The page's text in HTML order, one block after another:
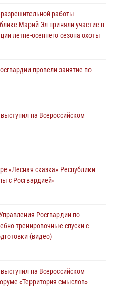
работы
Марий Эл приняли участие в
летне-осеннего сезона охоты
провели занятие по
на Всероссийском
матчевого турнира на Кубок
Росгвардии отмечает день
«Лесная сказка» Республики
с Росгвардией»
Росгвардии по
тренировочные спуски с
(видео)
на Всероссийском
«Территория смыслов»